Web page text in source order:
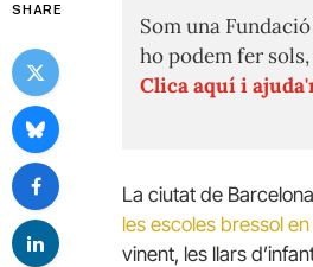
SHARE
Som una
ho podem fer
Clica aquí i
La ciutat de
les escoles bressol
vinent, les llars